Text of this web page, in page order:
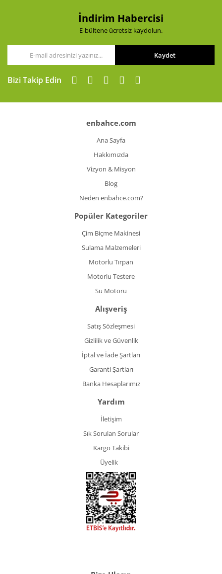
Gönder
İndirim Habercisi
E-bültene ücretsiz kaydolun.
Kaydet
Bizi Takip Edin
enbahce.com
Ana Sayfa
Hakkımızda
Vizyon & Misyon
Blog
Neden enbahce.com?
Popüler Kategoriler
Çim Biçme Makinesi
Sulama Malzemeleri
Motorlu Tırpan
Motorlu Testere
Su Motoru
Alışveriş
Satış Sözleşmesi
Gizlilik ve Güvenlik
İptal ve İade Şartları
Garanti Şartları
Banka Hesaplarımız
Yardım
İletişim
Sık Sorulan Sorular
Kargo Takibi
Üyelik